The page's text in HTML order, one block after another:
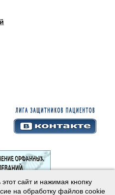
Лига защитников пациентов
сайт и нажимая кнопку
на обработку файлов cookie